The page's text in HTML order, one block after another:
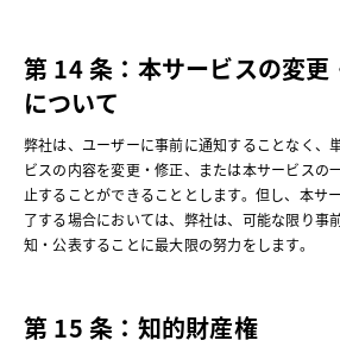
第 14 条：本サービスの変更
について
弊社は、ユーザーに事前に通知することなく、
ビスの内容を変更・修正、または本サービスの
止することができることとします。但し、本サ
了する場合においては、弊社は、可能な限り事
知・公表することに最大限の努力をします。
第 15 条：知的財産権